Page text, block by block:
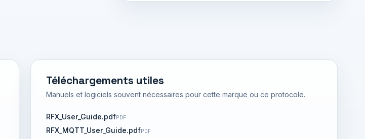
Téléchargements utiles
Manuels et logiciels souvent nécessaires pour cette marque ou ce protocole.
RFX_User_Guide.pdfPDF
RFX_MQTT_User_Guide.pdfPDF